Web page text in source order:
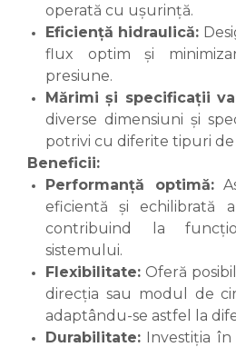
operată cu ușurință.
Eficiență hidraulică:
flux optim și
presiune.
Mărimi și specificații
diverse dimensiuni și
potrivi cu diferite tipuri de
Beneficii:
Performanță optimă:
eficientă și echilibrată
contribuind la
sistemului.
Flexibilitate: Oferă
direcția sau modul de
adaptându-se astfel la
Durabilitate: Investiția în